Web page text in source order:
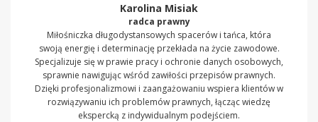
Karolina Misiak
radca prawny
Miłośniczka długodystansowych spacerów i tańca, która
swoją energię i determinację przekłada na życie zawodowe.
Specjalizuje się w prawie pracy i ochronie danych osobowych,
sprawnie nawigując wśród zawiłości przepisów prawnych.
Dzięki profesjonalizmowi i zaangażowaniu wspiera klientów w
rozwiązywaniu ich problemów prawnych, łącząc wiedzę
ekspercką z indywidualnym podejściem.